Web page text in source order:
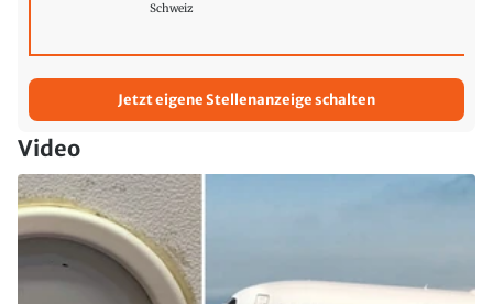
Schweiz
Jetzt eigene Stellenanzeige schalten
Video